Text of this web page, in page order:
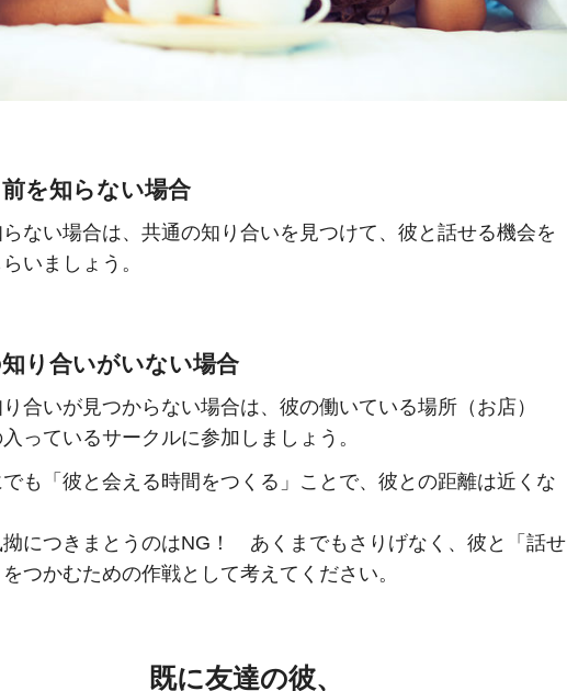
を知らない場合
ない場合は、共通の知り合いを見つけて、彼と話せる機会を
いましょう。
り合いがいない場合
合いが見つからない場合は、彼の働いている場所（お店）
っているサークルに参加しましょう。
も「彼と会える時間をつくる」ことで、彼との距離は近くな
につきまとうのはNG！ あくまでもさりげなく、彼と「話せ
つかむための作戦として考えてください。
既に友達の彼、